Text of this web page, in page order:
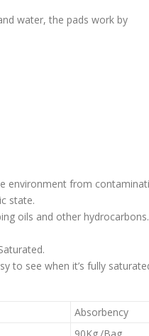
water, the pads work by
environment from
state.
oils and other hydrocarbons.
to see when it’s fully
Absorbency